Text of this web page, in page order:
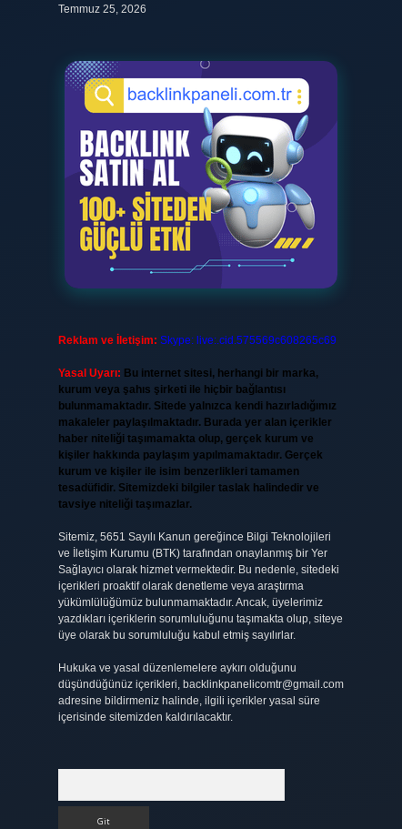
Temmuz 25, 2026
Reklam ve İletişim: Skype: live:.cid.575569c608265c69
Yasal Uyarı: Bu internet sitesi, herhangi bir marka,
kurum veya şahıs şirketi ile hiçbir bağlantısı
bulunmamaktadır. Sitede yalnızca kendi hazırladığımız
makaleler paylaşılmaktadır. Burada yer alan içerikler
haber niteliği taşımamakta olup, gerçek kurum ve
kişiler hakkında paylaşım yapılmamaktadır. Gerçek
kurum ve kişiler ile isim benzerlikleri tamamen
tesadüfidir. Sitemizdeki bilgiler taslak halindedir ve
tavsiye niteliği taşımazlar.
Sitemiz, 5651 Sayılı Kanun gereğince Bilgi Teknolojileri
ve İletişim Kurumu (BTK) tarafından onaylanmış bir Yer
Sağlayıcı olarak hizmet vermektedir. Bu nedenle, sitedeki
içerikleri proaktif olarak denetleme veya araştırma
yükümlülüğümüz bulunmamaktadır. Ancak, üyelerimiz
yazdıkları içeriklerin sorumluluğunu taşımakta olup, siteye
üye olarak bu sorumluluğu kabul etmiş sayılırlar.
Hukuka ve yasal düzenlemelere aykırı olduğunu
düşündüğünüz içerikleri, backlinkpanelicomtr@gmail.com
adresine bildirmeniz halinde, ilgili içerikler yasal süre
içerisinde sitemizden kaldırılacaktır.